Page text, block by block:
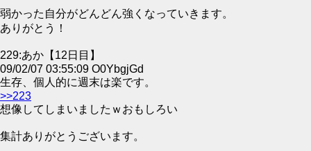
弱かった自分がどんどん強くなっていきます。
ありがとう！
229:あか【12日目】
09/02/07 03:55:09 O0YbgjGd
生存、個人的に週末は楽です。
>>223
想像してしまいましたｗおもしろい
集計ありがとうございます。